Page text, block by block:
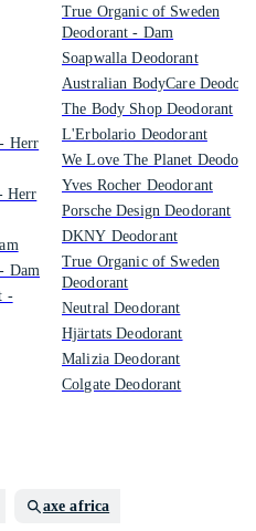
Herr
Herr
Dam
-
True Organic of Sweden
Deodorant - Dam
Soapwalla Deodorant
Australian BodyCare
The Body Shop Deodorant
L'Erbolario Deodorant
We Love The Planet
Yves Rocher Deodorant
Porsche Design Deodorant
DKNY Deodorant
True Organic of Sweden
Deodorant
Neutral Deodorant
Hjärtats Deodorant
Malizia Deodorant
Colgate Deodorant
axe africa